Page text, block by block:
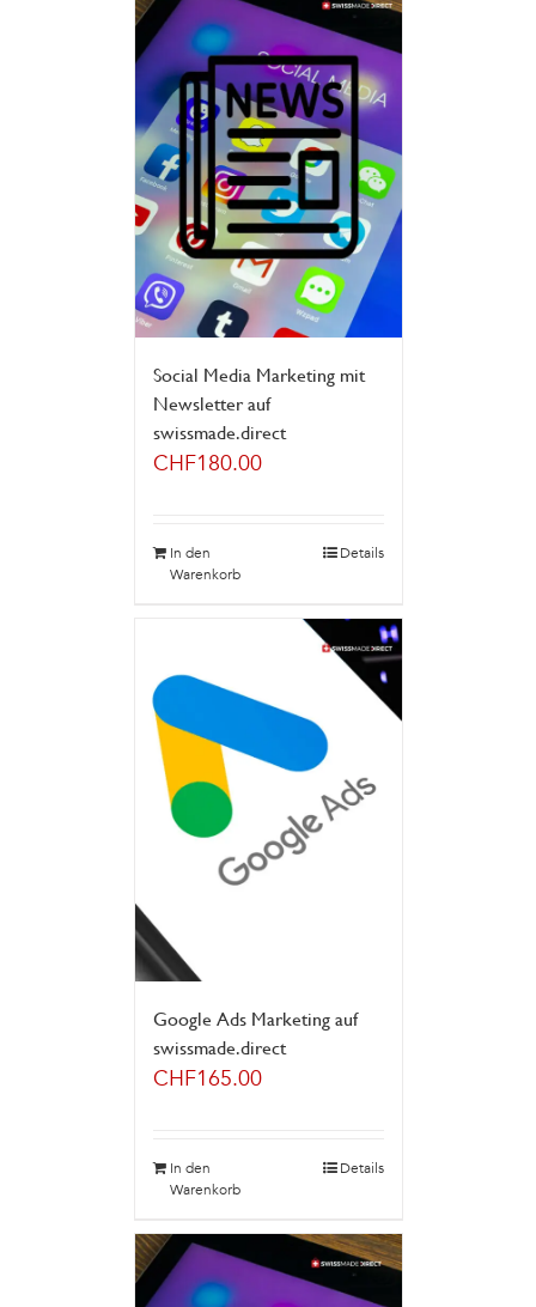
Social Media Marketing mit
Newsletter auf
swissmade.direct
CHF180.00
In den
Warenkorb
Details
Google Ads Marketing auf
swissmade.direct
CHF165.00
In den
Warenkorb
Details